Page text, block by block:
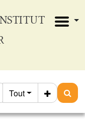
Tout